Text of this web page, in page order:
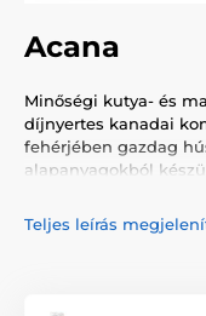
Acana
Minőségi kutya- és
díjnyertes kanadai
fehérjében gazdag
alapanyagokból
Regionals teljes
Teljes leírás